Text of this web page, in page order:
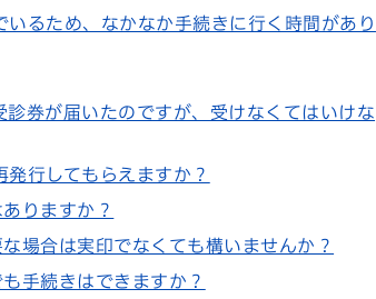
るため、なかなか手続きに行く時間があり
券が届いたのですが、受けなくてはいけな
行してもらえますか？
りますか？
場合は実印でなくても構いませんか？
手続きはできますか？